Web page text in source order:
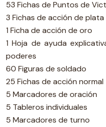
53 Fichas de Puntos de
3 Fichas de acción de plata
1 Ficha de acción de oro
1 Hoja de ayuda
poderes
60 Figuras de soldado
25 Fichas de acción normal
5 Marcadores de oración
5 Tableros individuales
5 Marcadores de turno